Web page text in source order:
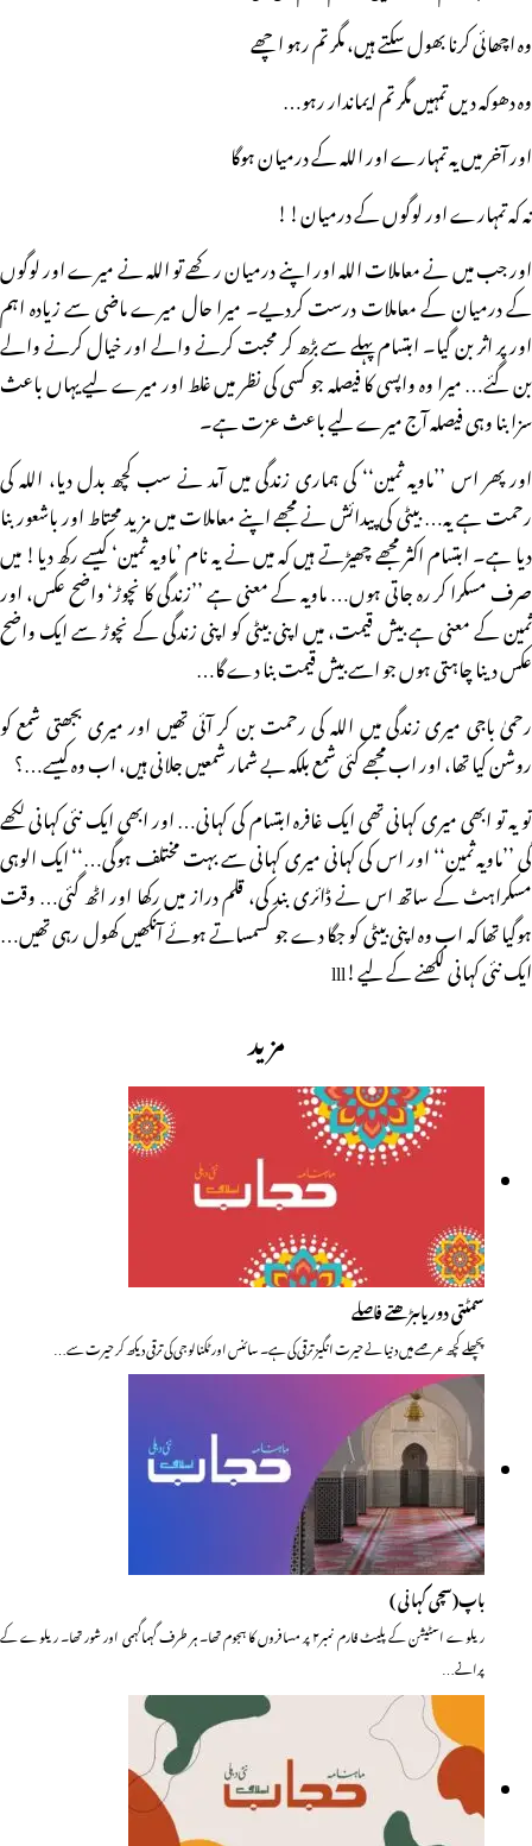
وہ اچھائی کرنا بھول سکتے ہیں، مگر تم رہو اچھے
وہ دھوکہ دیں تمہیں مگر تم ایماندار رہو…
اور آخر میں یہ تمہارے اور اللہ کے درمیان ہوگا
نہ کہ تمہارے اور لوگوں کے درمیان!!
اور جب میں نے معاملات اللہ اور اپنے درمیان رکھے تو اللہ نے میرے اور لوگوں
کے درمیان کے معاملات درست کردیے۔ میرا حال میرے ماضی سے زیادہ اہم
اور پر اثر بن گیا۔ ابتسام پہلے سے بڑھ کر محبت کرنے والے اور خیال کرنے والے
بن گئے… میرا وہ واپسی کا فیصلہ جو کسی کی نظر میں غلط اور میرے لیے یہاں باعث
سزا بنا وہی فیصلہ آج میرے لیے باعث عزت ہے۔
اور پھر اس ’’ماویہ ثمین‘‘ کی ہماری زندگی میں آمد نے سب کچھ بدل دیا، اللہ کی
رحمت ہے یہ… بیٹی کی پیدائش نے مجھے اپنے معاملات میں مزید محتاط اور باشعور بنا
دیا ہے۔ ابتسام اکثر مجھے چھیڑتے ہیں کہ میں نے یہ نام ’ماویہ ثمین‘ کیسے رکھ دیا! میں
صرف مسکرا کر رہ جاتی ہوں… ماویہ کے معنی ہے ’’زندگی کا نچوڑ‘ واضح عکس، اور
ثمین کے معنی ہے بیش قیمت، میں اپنی بیٹی کو اپنی زندگی کے نچوڑ سے ایک واضح
عکس دینا چاہتی ہوں جو اسے بیش قیمت بنا دے گا…
رحمیٰ باجی میری زندگی میں اللہ کی رحمت بن کر آئی تھیں اور میری بجھتی شمع کو
روشن کیا تھا، اور اب مجھے کئی شمع بلکہ بے شمار شمعیں جلانی ہیں، اب وہ کیسے…؟
تو یہ تو ابھی میری کہانی تھی ایک غافرہ ابتسام کی کہانی… اور ابھی ایک نئی کہانی لکھے
گی ’’ماویہ ثمین‘‘ اور اس کی کہانی میری کہانی سے بہت مختلف ہوگی…‘‘ ایک الوہی
مسکراہٹ کے ساتھ اس نے ڈائری بند کی، قلم دراز میں رکھا اور اٹھ گئی… وقت
ہوگیا تھا کہ اب وہ اپنی بیٹی کو جگا دے جو کسمساتے ہوئے آنکھیں کھول رہی تھیں…
ایک نئی کہانی لکھنے کے لیے!lll
مزید
سمٹتی دوریاںبڑھتے فاصلے
پچھلے کچھ عرصے میں دنیا نے حیرت انگیز ترقی کی ہے۔ سائنس اور ٹکنالوجی کی ترقی دیکھ کر حیرت سے…
باپ(سچی کہانی )
ریلوے اسٹیشن کے پلیٹ فارم نمبر۲ پر مسافروں کا ہجوم تھا۔ ہر طرف گہماگہمی اور شور تھا۔ ریلوے کے
پرانے…